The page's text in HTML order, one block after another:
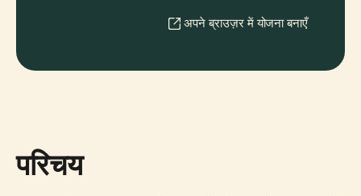
अपने ब्राउज़र में योजना बनाएँ
परिचय